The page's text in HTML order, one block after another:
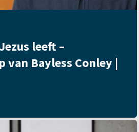
leeft –
van Bayless Conley |